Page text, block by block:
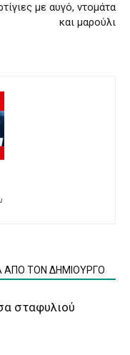
με αυγό, ντομάτα
και μαρούλι
ΑΠΟ ΤΟΝ ΔΗΜΙΟΥΡΓΟ
σταφυλιού